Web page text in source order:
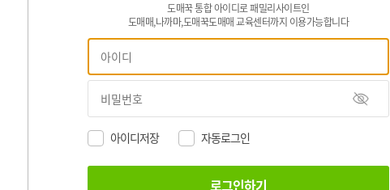
도매꾹 통합 아이디로 패밀리사이트인
도매매,나까마,도매꾹도매매 교육센터까지 이용가능합니다
아이디저장 자동로그인